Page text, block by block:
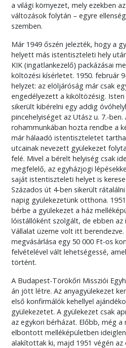
a világi környezet, mely ezekben
változások folytán – egyre
szemben.
Már 1949 őszén jelezték, hogy a
helyett más istentiszteleti hely
KIK (ingatlankezelő) packázásai
költözési kísérletet. 1950. február
helyzet: az elöljáróság már csak
engedélyezett a kiköltözésig.
sikerült kibérelni egy addig
pincehelyiséget az Utász u. 7.-ben.
rohammunkában hozta rendbe a
már hálaadó istentiszteletet
utcainak nevezett gyülekezet
felé. Mivel a bérelt helyiség csak
megfelelő, az egyházjogi
saját istentiszteleti helyet is
Százados út 4-ben sikerült
napig gyülekezetünk otthona.
bérbe a gyülekezet a ház
lóistállóként szolgált, de ebben az
Vállalat üzeme volt itt berendezve.
megvásárlása egy 50 000 Ft-os
felvételével vált lehetségessé,
történt.
A Budapest-Törökőri Missziói
án jött létre. Az anyagyülekezet
első konfirmálók kehellyel
gyülekezetet. A gyülekezet csak
az egykori bérházat. Előbb, még
elbontott melléképületben
alakítottak ki, majd 1951 végén az